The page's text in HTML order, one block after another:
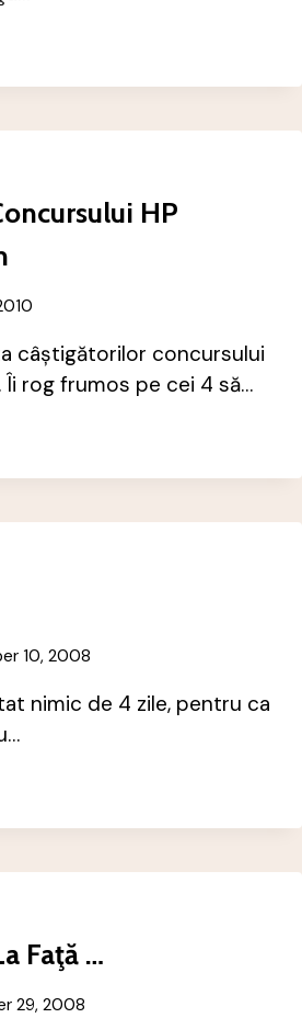
HP
câștigătorilor concursului
Îi rog frumos pe cei 4 să…
10, 2008
nimic de 4 zile, pentru ca
Faţă …
29, 2008